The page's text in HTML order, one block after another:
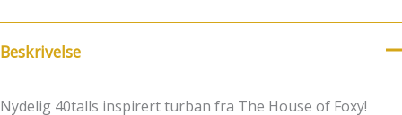
Beskrivelse
Nydelig 40talls inspirert turban fra The House of Foxy!